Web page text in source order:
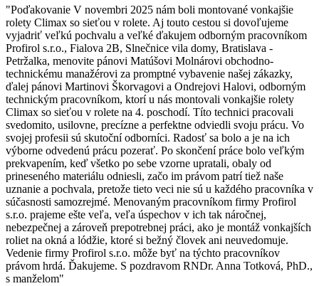
"Poďakovanie V novembri 2025 nám boli montované vonkajšie
rolety Climax so sieťou v rolete. Aj touto cestou si dovoľujeme
vyjadriť veľkú pochvalu a veľké ďakujem odborným pracovníkom
Profirol s.r.o., Fialova 2B, Slnečnice vila domy, Bratislava -
Petržalka, menovite pánovi Matúšovi Molnárovi obchodno-
technickému manažérovi za promptné vybavenie našej zákazky,
ďalej pánovi Martinovi Škorvagovi a Ondrejovi Halovi, odborným
technickým pracovníkom, ktorí u nás montovali vonkajšie rolety
Climax so sieťou v rolete na 4. poschodí. Títo technici pracovali
svedomito, usilovne, precízne a perfektne odviedli svoju prácu. Vo
svojej profesii sú skutoční odborníci. Radosť sa bolo a je na ich
výborne odvedenú prácu pozerať. Po skončení práce bolo veľkým
prekvapením, keď všetko po sebe vzorne upratali, obaly od
prineseného materiálu odniesli, začo im právom patrí tiež naše
uznanie a pochvala, pretože tieto veci nie sú u každého pracovníka v
súčasnosti samozrejmé. Menovaným pracovníkom firmy Profirol
s.r.o. prajeme ešte veľa, veľa úspechov v ich tak náročnej,
nebezpečnej a zároveň prepotrebnej práci, ako je montáž vonkajších
roliet na okná a lódžie, ktoré si bežný človek ani neuvedomuje.
Vedenie firmy Profirol s.r.o. môže byť na týchto pracovníkov
právom hrdá. Ďakujeme. S pozdravom RNDr. Anna Totková, PhD.,
s manželom"